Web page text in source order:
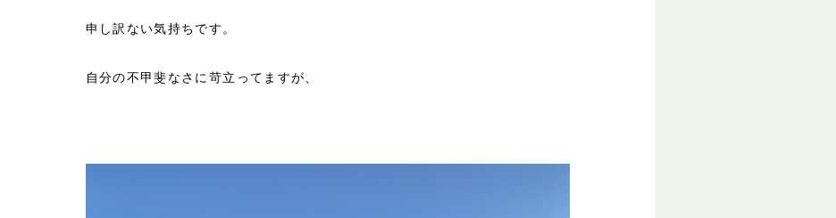
申し訳ない気持ちです。
自分の不甲斐なさに苛立ってますが、